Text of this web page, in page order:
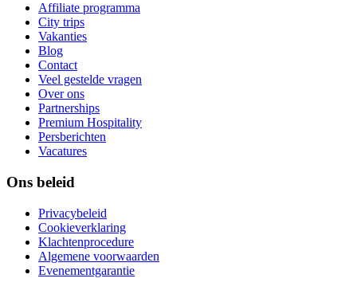
Affiliate programma
City trips
Vakanties
Blog
Contact
Veel gestelde vragen
Over ons
Partnerships
Premium Hospitality
Persberichten
Vacatures
Ons beleid
Privacybeleid
Cookieverklaring
Klachtenprocedure
Algemene voorwaarden
Evenementgarantie